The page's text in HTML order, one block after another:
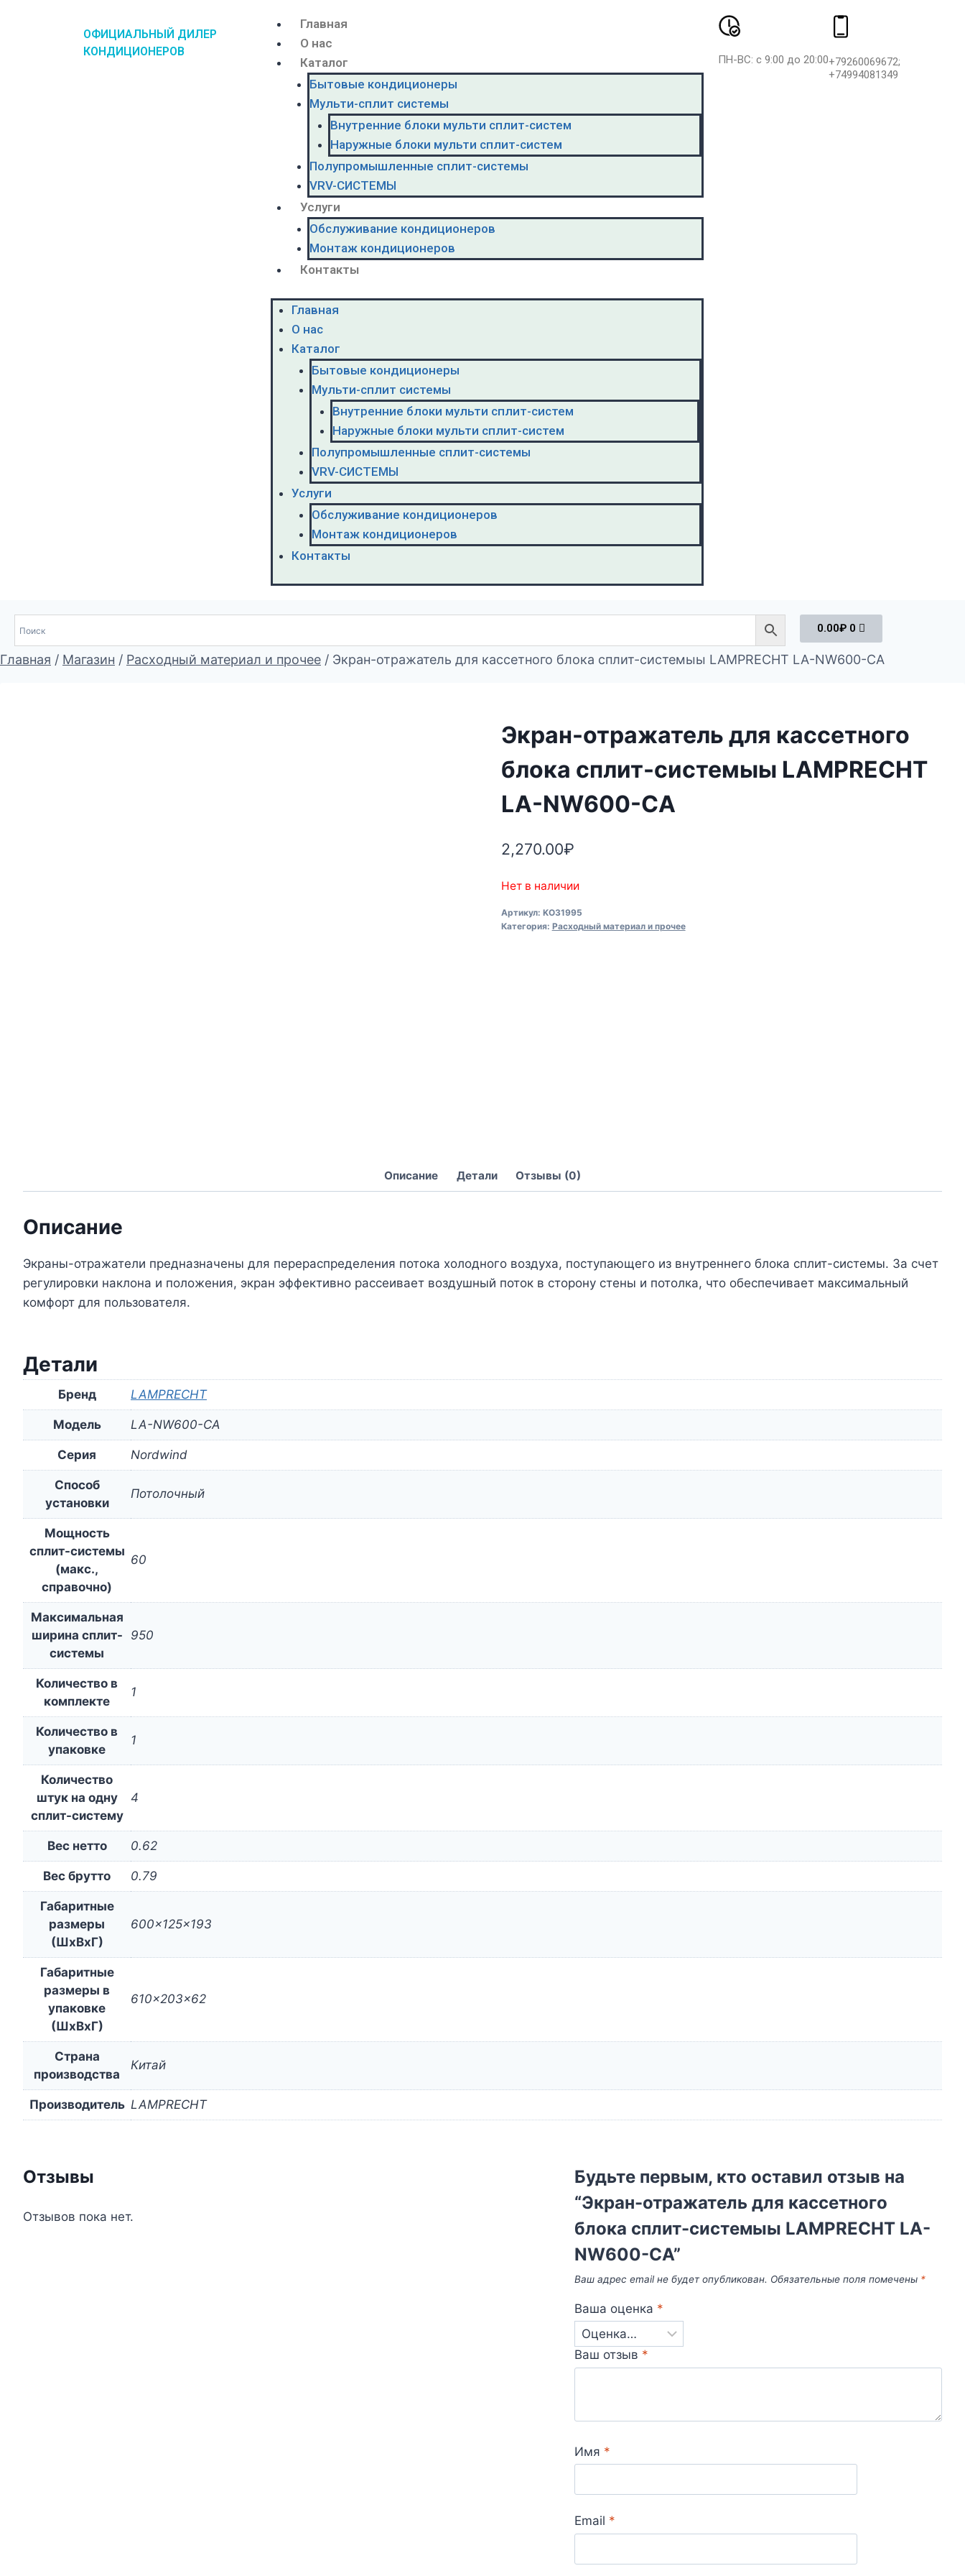
ОФИЦИАЛЬНЫЙ ДИЛЕР
КОНДИЦИОНЕРОВ
Главная
О нас
Каталог
Бытовые кондиционеры
Мульти-сплит системы
Внутренние блоки мульти сплит-систем
Наружные блоки мульти сплит-систем
Полупромышленные сплит-системы
VRV-CИСТЕМЫ
Услуги
Обслуживание кондиционеров
Монтаж кондиционеров
Контакты
Главная
О нас
Каталог
Бытовые кондиционеры
Мульти-сплит системы
Внутренние блоки мульти сплит-систем
Наружные блоки мульти сплит-систем
Полупромышленные сплит-системы
VRV-CИСТЕМЫ
Услуги
Обслуживание кондиционеров
Монтаж кондиционеров
Контакты
ПН-ВС: с 9:00 до 20:00+79260069672;
+74994081349
0.00₽ 0
Главная / Магазин / Расходный материал и прочее / Экран-отражатель для кассетного блока сплит-системыы LAMPRECHT LA-NW600-CA
Экран-отражатель для кассетного
блока сплит-системыы LAMPRECHT
LA-NW600-CA
2,270.00₽
Нет в наличии
Артикул: KO31995
Категория: Расходный материал и прочее
Описание Детали Отзывы (0)
Описание
Экраны-отражатели предназначены для перераспределения потока холодного воздуха, поступающего из внутреннего блока сплит-системы. За счет
регулировки наклона и положения, экран эффективно рассеивает воздушный поток в сторону стены и потолка, что обеспечивает максимальный
комфорт для пользователя.
Детали
Бренд LAMPRECHT
Модель LA-NW600-CA
Серия Nordwind
Способ
установки
Потолочный
Мощность
сплит-системы
(макс.,
справочно)
60
Максимальная
ширина сплит-
системы
950
Количество в
комплекте
1
Количество в
упаковке
1
Количество
штук на одну
сплит-систему
4
Вес нетто 0.62
Вес брутто 0.79
Габаритные
размеры
(ШxВxГ)
600x125x193
Габаритные
размеры в
упаковке
(ШxВxГ)
610x203x62
Страна
производства
Китай
Производитель LAMPRECHT
Отзывы
Отзывов пока нет.
Будьте первым, кто оставил отзыв на
“Экран-отражатель для кассетного
блока сплит-системыы LAMPRECHT LA-
NW600-CA”
Ваш адрес email не будет опубликован. Обязательные поля помечены *
Ваша оценка *
Ваш отзыв *
Имя *
Email *